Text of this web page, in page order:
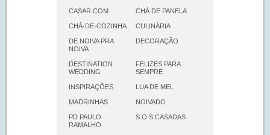
CASAR.COM CHÁ DE PANELA
CHÁ-DE-COZINHA CULINÁRIA
DE NOIVA PRA
NOIVA
DECORAÇÃO
DESTINATION
WEDDING
FELIZES PARA
SEMPRE
INSPIRAÇÕES LUA DE MEL
MADRINHAS NOIVADO
PD PAULO
RAMALHO
S.O.S CASADAS